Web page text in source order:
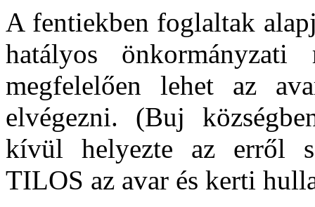
A fentiekben foglaltak
hatályos önkormányzati
megfelelően lehet az
elvégezni. (Buj
kívül helyezte az erről
TILOS az avar és kerti